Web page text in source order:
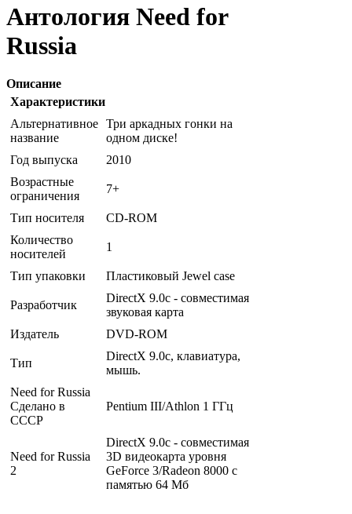
Антология Need for
Russia
Описание
Характеристики
Альтернативное
название
Три аркадных гонки на
одном диске!
Год выпуска
2010
Возрастные
ограничения
7+
Тип носителя
CD-ROM
Количество
носителей
1
Тип упаковки Пластиковый Jewel case
Разработчик
DirectX 9.0c - совместимая
звуковая карта
Издатель
DVD-ROM
Тип
DirectX 9.0c, клавиатура,
мышь.
Need for Russia
Сделано в
СССР
Pentium III/Athlon 1 ГГц
Need for Russia
2
DirectX 9.0c - совместимая
3D видеокарта уровня
GeForce 3/Radeon 8000 с
памятью 64 Мб